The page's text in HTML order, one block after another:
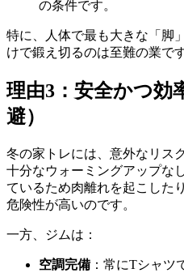
の条件です。
特に、人体で最も大きな「脚
けで鍛え切るのは至難の業です
理由3：安全かつ効
避）
冬の家トレには、意外なリス
十分なウォーミングアップな
ているため肉離れを起こした
危険性が高いのです。
一方、ジムは：
空調完備 ：常にTシャツ